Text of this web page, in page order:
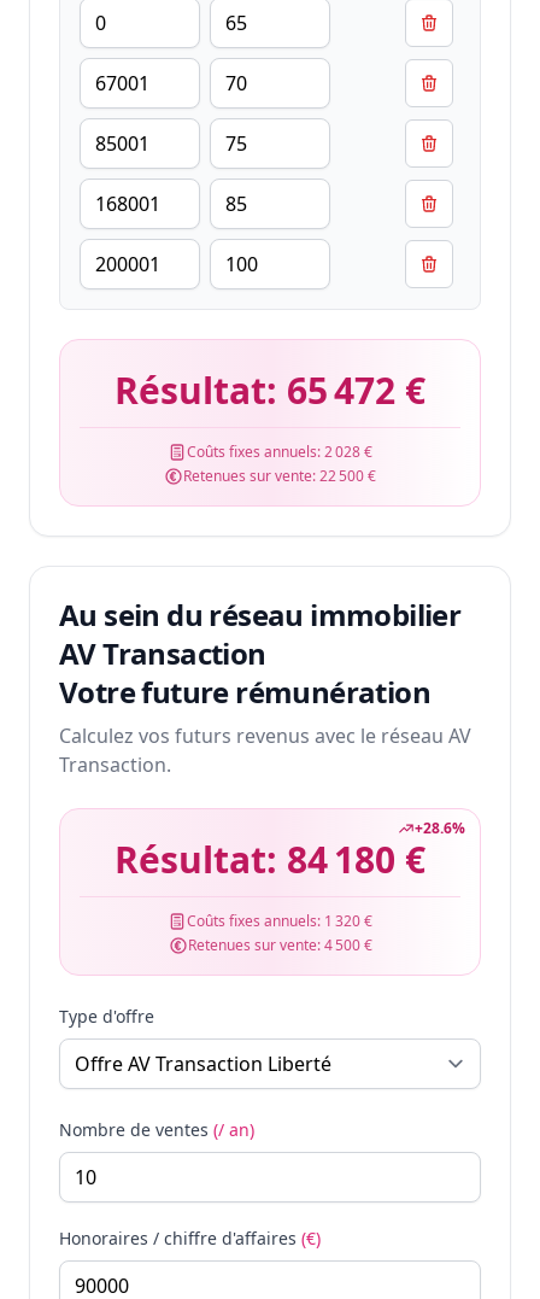
Résultat: 65 472 €
Coûts fixes annuels:2 028 €
Retenues sur vente:22 500 €
Au sein du réseau immobilier
AV Transaction
Votre future rémunération
Calculez vos futurs revenus avec le réseau AV
Transaction.
+28.6%
Résultat: 84 180 €
Coûts fixes annuels: 1 320 €
Retenues sur vente:4 500 €
Type d'offre
Nombre de ventes (/ an)
Honoraires / chiffre d'affaires (€)